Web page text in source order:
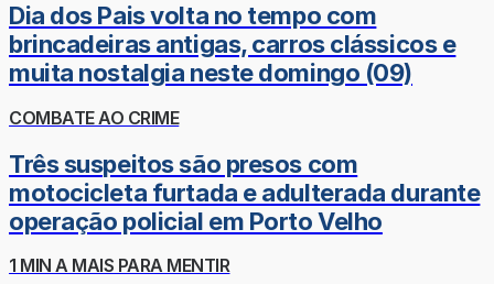
Dia dos Pais volta no tempo com
brincadeiras antigas, carros clássicos e
muita nostalgia neste domingo (09)
COMBATE AO CRIME
Três suspeitos são presos com
motocicleta furtada e adulterada durante
operação policial em Porto Velho
1 MIN A MAIS PARA MENTIR